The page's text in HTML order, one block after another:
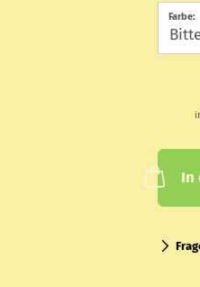
Farbe:
In